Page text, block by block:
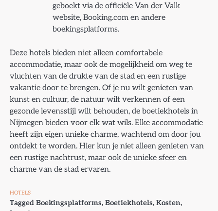
geboekt via de officiële Van der Valk
website, Booking.com en andere
boekingsplatforms.
Deze hotels bieden niet alleen comfortabele
accommodatie, maar ook de mogelijkheid om weg te
vluchten van de drukte van de stad en een rustige
vakantie door te brengen. Of je nu wilt genieten van
kunst en cultuur, de natuur wilt verkennen of een
gezonde levensstijl wilt behouden, de boetiekhotels in
Nijmegen bieden voor elk wat wils. Elke accommodatie
heeft zijn eigen unieke charme, wachtend om door jou
ontdekt te worden. Hier kun je niet alleen genieten van
een rustige nachtrust, maar ook de unieke sfeer en
charme van de stad ervaren.
HOTELS
Tagged Boekingsplatforms, Boetiekhotels, Kosten,